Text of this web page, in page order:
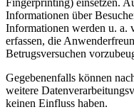
Fingerprinting) einsetzen.
Informationen über
Informationen werden u. a.
erfassen, die
Betrugsversuchen
Gegebenenfalls können
weitere
keinen Einfluss haben.